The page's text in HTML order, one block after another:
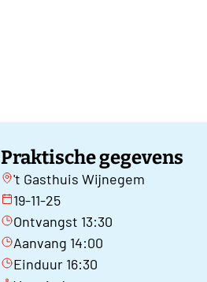
Praktische gegevens
't Gasthuis Wijnegem
19-11-25
Ontvangst 13:30
Aanvang 14:00
Einduur 16:30